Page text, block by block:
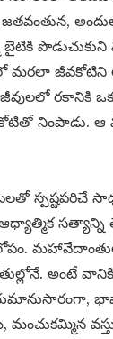
పొడుచుకుని
మరలా జీవకోటిని
రకానికి
నింపాడు. ఆ
స్పష్టపరిచే
మహావేదాంతుల
అంటే